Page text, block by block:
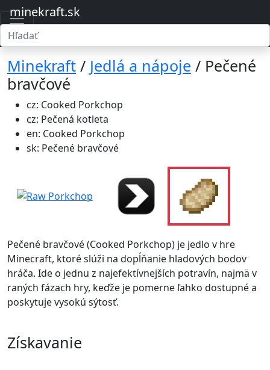
minekraft.sk
Minekraft / Jedlá a nápoje / Pečené
bravčové
cz: Cooked Porkchop
cz: Pečená kotleta
en: Cooked Porkchop
sk: Pečené bravčové
Pečené bravčové (Cooked Porkchop) je jedlo v hre
Minecraft, ktoré slúži na dopĺňanie hladových bodov
hráča. Ide o jednu z najefektívnejších potravín, najmä v
raných fázach hry, keďže je pomerne ľahko dostupné a
poskytuje vysokú sýtosť.
Získavanie